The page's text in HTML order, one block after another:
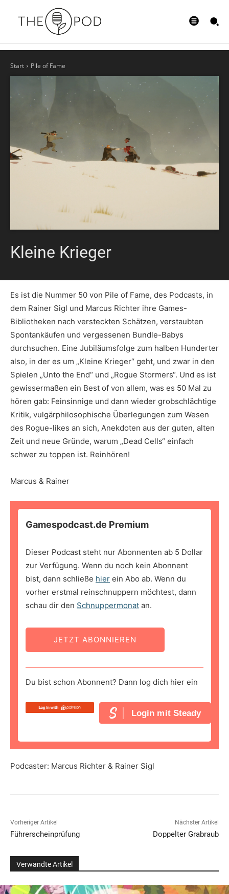
Start Pile of Fame
Kleine Krieger
Es ist die Nummer 50 von Pile of Fame, des Podcasts, in
dem Rainer Sigl und Marcus Richter ihre Games-
Bibliotheken nach versteckten Schätzen, verstaubten
Spontankäufen und vergessenen Bundle-Babys
durchsuchen. Eine Jubiläumsfolge zum halben Hunderter
also, in der es um „Kleine Krieger“ geht, und zwar in den
Spielen „Unto the End“ und „Rogue Stormers“. Und es ist
gewissermaßen ein Best of von allem, was es 50 Mal zu
hören gab: Feinsinnige und dann wieder grobschlächtige
Kritik, vulgärphilosophische Überlegungen zum Wesen
des Rogue-likes an sich, Anekdoten aus der guten, alten
Zeit und neue Gründe, warum „Dead Cells“ einfach
schwer zu toppen ist. Reinhören!
Marcus & Rainer
Gamespodcast.de Premium
Dieser Podcast steht nur Abonnenten ab 5 Dollar
zur Verfügung. Wenn du noch kein Abonnent
bist, dann schließe hier ein Abo ab. Wenn du
vorher erstmal reinschnuppern möchtest, dann
schau dir den Schnuppermonat an.
JETZT ABONNIEREN
Du bist schon Abonnent? Dann log dich hier ein
Login mit Steady
Podcaster: Marcus Richter & Rainer Sigl
Vorheriger Artikel
Führerscheinprüfung
Nächster Artikel
Doppelter Grabraub
Verwandte Artikel